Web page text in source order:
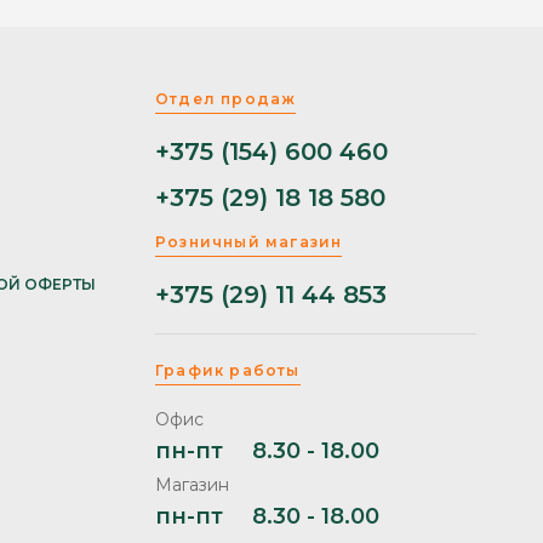
ОФЕРТЫ
Отдел продаж
+375 (154) 600 460
+375 (29) 18 18 580
Розничный магазин
+375 (29) 11 44 853
График работы
Офис
пн-пт 8.30 - 18.00
Магазин
пн-пт
8.30 - 18.00